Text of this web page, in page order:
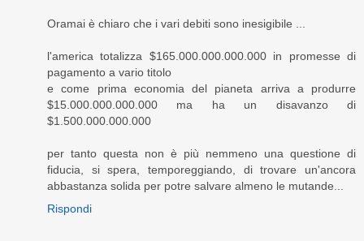
Oramai è chiaro che i vari debiti sono inesigibile ...
l'america totalizza $165.000.000.000.000 in promesse di
pagamento a vario titolo
e come prima economia del pianeta arriva a produrre
$15.000.000.000.000 ma ha un disavanzo di
$1.500.000.000.000
per tanto questa non è più nemmeno una questione di
fiducia, si spera, temporeggiando, di trovare un'ancora
abbastanza solida per potre salvare almeno le mutande...
Rispondi